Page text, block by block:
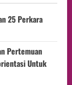
25 Perkara
Pertemuan
Untuk